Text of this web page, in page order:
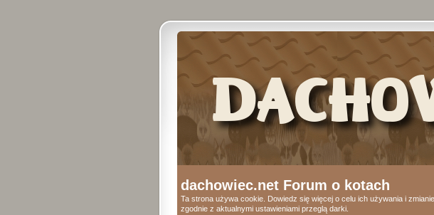
dachowiec.net Forum o kotach
Ta strona używa cookie. Dowiedz się więcej o celu ich używania i
zgodnie z aktualnymi ustawieniami przeglą darki.